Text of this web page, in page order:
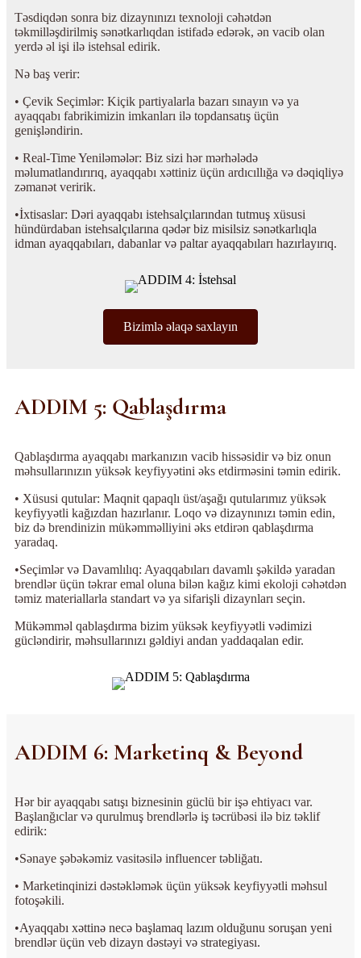
Təsdiqdən sonra biz dizaynınızı texnoloji cəhətdən
təkmilləşdirilmiş sənətkarlıqdan istifadə edərək, ən vacib olan
yerdə əl işi ilə istehsal edirik.
Nə baş verir:
• Çevik Seçimlər: Kiçik partiyalarla bazarı sınayın və ya
ayaqqabı fabrikimizin imkanları ilə topdansatış üçün
genişləndirin.
• Real-Time Yeniləmələr: Biz sizi hər mərhələdə
məlumatlandırırıq, ayaqqabı xəttiniz üçün ardıcıllığa və dəqiqliyə
zəmanət veririk.
•İxtisaslar: Dəri ayaqqabı istehsalçılarından tutmuş xüsusi
hündürdaban istehsalçılarına qədər biz misilsiz sənətkarlıqla
idman ayaqqabıları, dabanlar və paltar ayaqqabıları hazırlayırıq.
Bizimlə əlaqə saxlayın
ADDIM 5: Qablaşdırma
Qablaşdırma ayaqqabı markanızın vacib hissəsidir və biz onun
məhsullarınızın yüksək keyfiyyətini əks etdirməsini təmin edirik.
• Xüsusi qutular: Maqnit qapaqlı üst/aşağı qutularımız yüksək
keyfiyyətli kağızdan hazırlanır. Loqo və dizaynınızı təmin edin,
biz də brendinizin mükəmməlliyini əks etdirən qablaşdırma
yaradaq.
•Seçimlər və Davamlılıq: Ayaqqabıları davamlı şəkildə yaradan
brendlər üçün təkrar emal oluna bilən kağız kimi ekoloji cəhətdən
təmiz materiallarla standart və ya sifarişli dizaynları seçin.
Mükəmməl qablaşdırma bizim yüksək keyfiyyətli vədimizi
gücləndirir, məhsullarınızı gəldiyi andan yaddaqalan edir.
ADDIM 6: Marketinq & Beyond
Hər bir ayaqqabı satışı biznesinin güclü bir işə ehtiyacı var.
Başlanğıclar və qurulmuş brendlərlə iş təcrübəsi ilə biz təklif
edirik:
•Sənaye şəbəkəmiz vasitəsilə influencer təbliğatı.
• Marketinqinizi dəstəkləmək üçün yüksək keyfiyyətli məhsul
fotoşəkili.
•Ayaqqabı xəttinə necə başlamaq lazım olduğunu soruşan yeni
brendlər üçün veb dizayn dəstəyi və strategiyası.